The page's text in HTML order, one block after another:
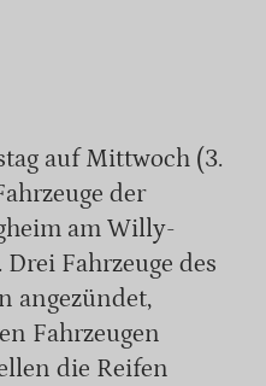
auf Mittwoch (3.
der
am Willy-
Fahrzeuge des
angezündet,
Fahrzeugen
die Reifen